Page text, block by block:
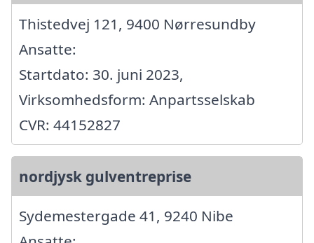
Thistedvej 121, 9400 Nørresundby
Ansatte:
Startdato: 30. juni 2023,
Virksomhedsform: Anpartsselskab
CVR: 44152827
nordjysk gulventreprise
Sydemestergade 41, 9240 Nibe